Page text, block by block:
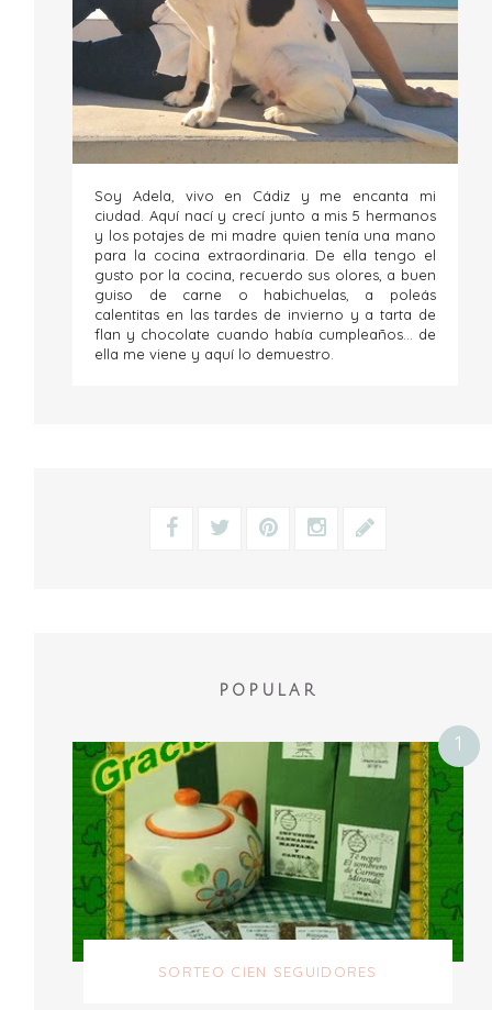
Soy Adela, vivo en Cádiz y me encanta mi
ciudad. Aquí nací y crecí junto a mis 5 hermanos
y los potajes de mi madre quien tenía una mano
para la cocina extraordinaria. De ella tengo el
gusto por la cocina, recuerdo sus olores, a buen
guiso de carne o habichuelas, a poleás
calentitas en las tardes de invierno y a tarta de
flan y chocolate cuando había cumpleaños... de
ella me viene y aquí lo demuestro.
POPULAR
SORTEO CIEN SEGUIDORES